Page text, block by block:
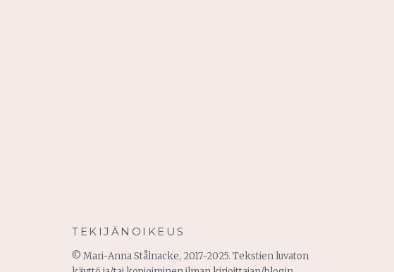
TEKIJÄNOIKEUS
© Mari-Anna Stålnacke, 2017-2025. Tekstien luvaton